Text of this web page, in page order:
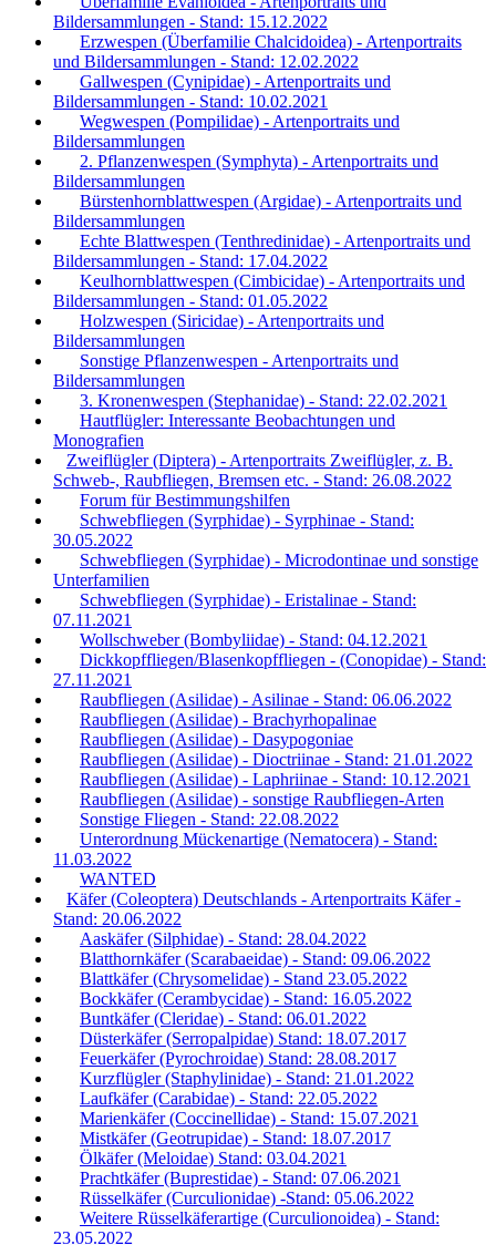
Bildersammlungen - Stand: 15.12.2022
Erzwespen (Überfamilie Chalcidoidea) - Artenportraits
und Bildersammlungen - Stand: 12.02.2022
Gallwespen (Cynipidae) - Artenportraits und
Bildersammlungen - Stand: 10.02.2021
Wegwespen (Pompilidae) - Artenportraits und
Bildersammlungen
2. Pflanzenwespen (Symphyta) - Artenportraits und
Bildersammlungen
Bürstenhornblattwespen (Argidae) - Artenportraits und
Bildersammlungen
Echte Blattwespen (Tenthredinidae) - Artenportraits und
Bildersammlungen - Stand: 17.04.2022
Keulhornblattwespen (Cimbicidae) - Artenportraits und
Bildersammlungen - Stand: 01.05.2022
Holzwespen (Siricidae) - Artenportraits und
Bildersammlungen
Sonstige Pflanzenwespen - Artenportraits und
Bildersammlungen
3. Kronenwespen (Stephanidae) - Stand: 22.02.2021
Hautflügler: Interessante Beobachtungen und
Monografien
Zweiflügler (Diptera) - Artenportraits Zweiflügler, z. B.
Schweb-, Raubfliegen, Bremsen etc. - Stand: 26.08.2022
Forum für Bestimmungshilfen
Schwebfliegen (Syrphidae) - Syrphinae - Stand:
30.05.2022
Schwebfliegen (Syrphidae) - Microdontinae und sonstige
Unterfamilien
Schwebfliegen (Syrphidae) - Eristalinae - Stand:
07.11.2021
Wollschweber (Bombyliidae) - Stand: 04.12.2021
Dickkopffliegen/Blasenkopffliegen - (Conopidae) - Stand:
27.11.2021
Raubfliegen (Asilidae) - Asilinae - Stand: 06.06.2022
Raubfliegen (Asilidae) - Brachyrhopalinae
Raubfliegen (Asilidae) - Dasypogoniae
Raubfliegen (Asilidae) - Dioctriinae - Stand: 21.01.2022
Raubfliegen (Asilidae) - Laphriinae - Stand: 10.12.2021
Raubfliegen (Asilidae) - sonstige Raubfliegen-Arten
Sonstige Fliegen - Stand: 22.08.2022
Unterordnung Mückenartige (Nematocera) - Stand:
11.03.2022
WANTED
Käfer (Coleoptera) Deutschlands - Artenportraits Käfer -
Stand: 20.06.2022
Aaskäfer (Silphidae) - Stand: 28.04.2022
Blatthornkäfer (Scarabaeidae) - Stand: 09.06.2022
Blattkäfer (Chrysomelidae) - Stand 23.05.2022
Bockkäfer (Cerambycidae) - Stand: 16.05.2022
Buntkäfer (Cleridae) - Stand: 06.01.2022
Düsterkäfer (Serropalpidae) Stand: 18.07.2017
Feuerkäfer (Pyrochroidae) Stand: 28.08.2017
Kurzflügler (Staphylinidae) - Stand: 21.01.2022
Laufkäfer (Carabidae) - Stand: 22.05.2022
Marienkäfer (Coccinellidae) - Stand: 15.07.2021
Mistkäfer (Geotrupidae) - Stand: 18.07.2017
Ölkäfer (Meloidae) Stand: 03.04.2021
Prachtkäfer (Buprestidae) - Stand: 07.06.2021
Rüsselkäfer (Curculionidae) -Stand: 05.06.2022
Weitere Rüsselkäferartige (Curculionoidea) - Stand:
23.05.2022